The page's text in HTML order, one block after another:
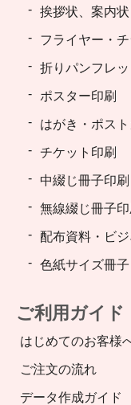
挨拶状、案内
フライヤー・
折りパンフレッ
ポスター印刷
はがき・ポス
チケット印刷
中綴じ冊子印刷
無線綴じ冊子印
配布資料・ビ
色紙サイズ冊子
ご利用ガイド
はじめてのお客様
ご注文の流れ
データ作成ガイド